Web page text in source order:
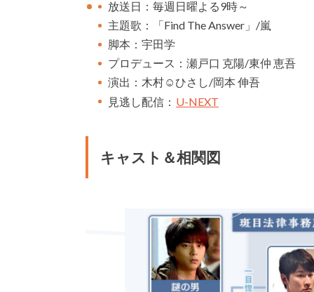
放送日：毎週日曜よる9時～
主題歌：「Find The Answer」/嵐
脚本：宇田学
プロデュース：瀬戸口 克陽/東仲 恵吾
演出： 木村☺︎ひさし/岡本 伸吾
見逃し配信： U-NEXT
キャスト＆相関図